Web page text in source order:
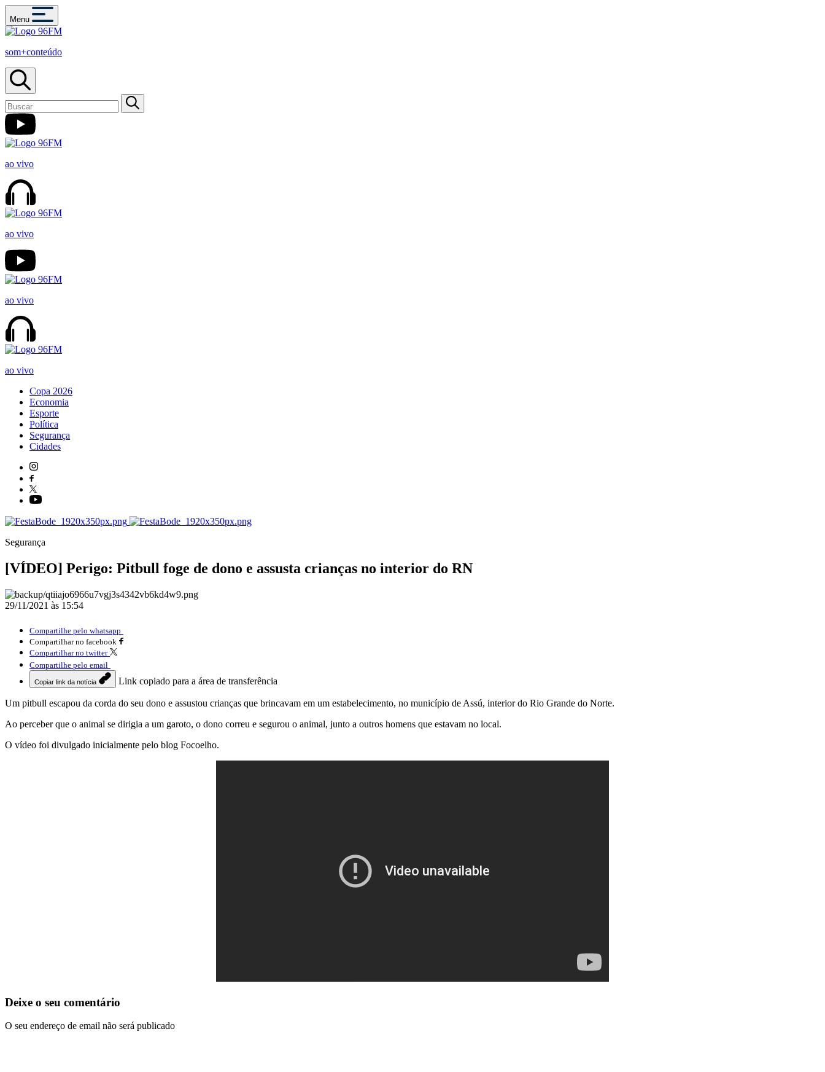
Menu
som+conteúdo
ao vivo
ao vivo
ao vivo
ao vivo
Copa 2026
Economia
Esporte
Política
Segurança
Cidades
Segurança
[VÍDEO] Perigo: Pitbull foge de dono e assusta crianças no interior do RN
29/11/2021 às 15:54
Compartilhe pelo whatsapp
Compartilhar no facebook
Compartilhar no twitter
Compartilhe pelo email
Copiar link da notícia Link copiado para a área de transferência
Um pitbull escapou da corda do seu dono e assustou crianças que brincavam em um estabelecimento, no município de Assú, interior do Rio Grande do Norte.
Ao perceber que o animal se dirigia a um garoto, o dono correu e segurou o animal, junto a outros homens que estavam no local.
O vídeo foi divulgado inicialmente pelo blog Focoelho.
Deixe o seu comentário
O seu endereço de email não será publicado